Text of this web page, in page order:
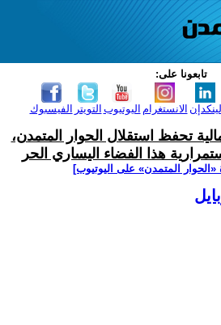
تابعونا على:
الفيسبوك التويتر اليوتيوب الانستغرام لينكدإن
تحفظ استقلال الحوار المتمدن،
هذا الفضاء اليساري الحر
المتمدن» على اليوتيوب]